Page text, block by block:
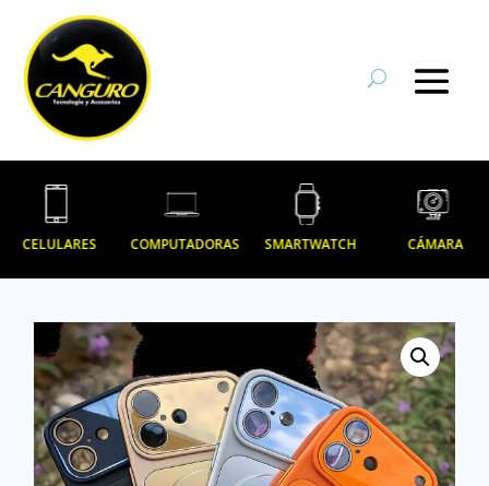
CELULARES COMPUTADORAS SMARTWATCH CÁMARA